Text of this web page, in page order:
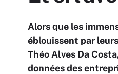
Alors que les
éblouissent par
Théo Alves Da
données des